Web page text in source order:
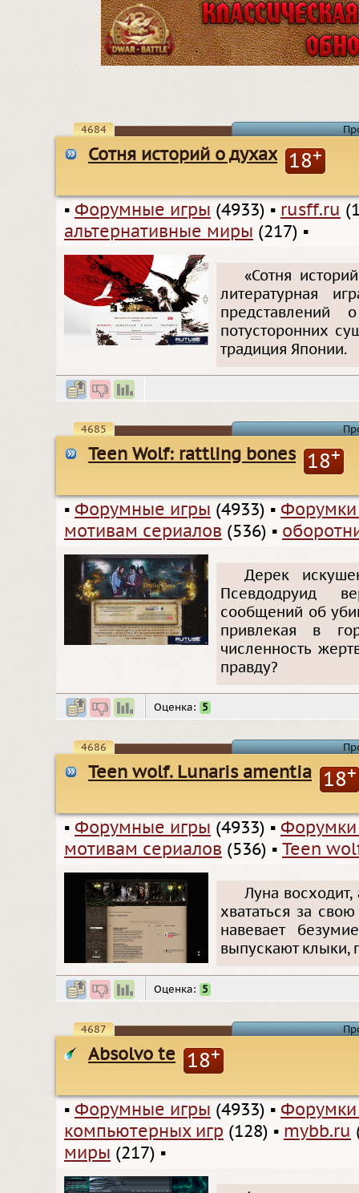
4684
Сотня историй о духах 18+
▪ Форумные игры (4933) ▪ rusff.ru
альтернативные миры (217) ▪
«Сотня
литературная
представлений
потусторонних
традиция Японии.
4685
Teen Wolf: rattling bones 18+
▪ Форумные игры (4933) ▪
мотивам сериалов (536) ▪
Дерек
Псевдодруид
сообщений об
привлекая в
численность
правду?
Оценка: 5
4686
Teen wolf. Lunaris amentia 18+
▪ Форумные игры (4933) ▪
мотивам сериалов (536) ▪ Teen
Луна восходит,
хвататься за
навевает
выпускают клыки,
Оценка: 5
4687
Absolvo te 18+
▪ Форумные игры (4933) ▪
компьютерных игр (128) ▪ mybb.ru
миры (217) ▪